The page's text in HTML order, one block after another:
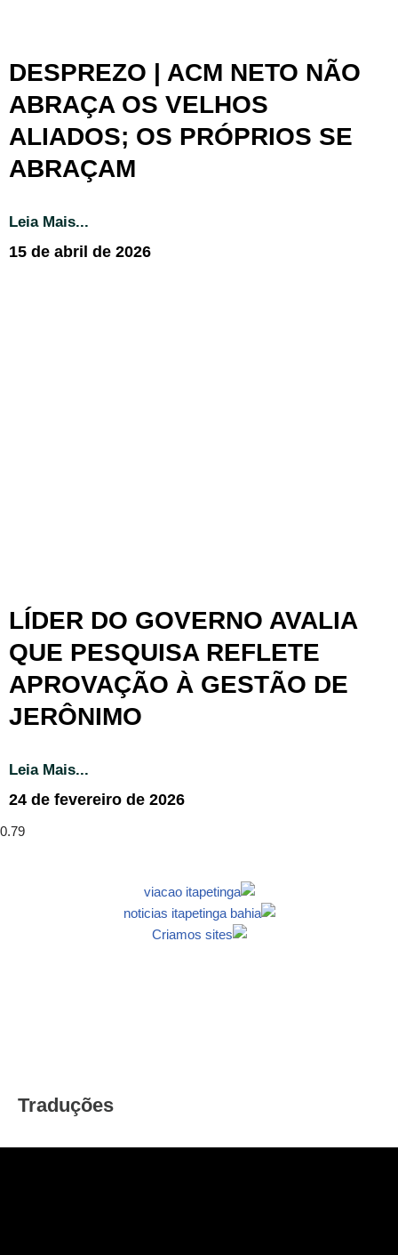
DESPREZO | ACM NETO NÃO
ABRAÇA OS VELHOS
ALIADOS; OS PRÓPRIOS SE
ABRAÇAM
Leia Mais...
15 de abril de 2026
LÍDER DO GOVERNO AVALIA
QUE PESQUISA REFLETE
APROVAÇÃO À GESTÃO DE
JERÔNIMO
Leia Mais...
24 de fevereiro de 2026
Traduções